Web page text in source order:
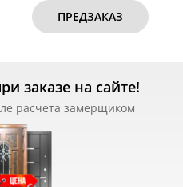
ПРЕДЗАКАЗ
заказе на сайте!
расчета замерщиком